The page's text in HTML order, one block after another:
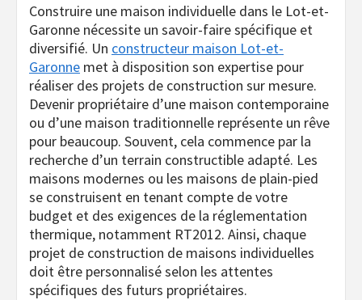
Construire une maison individuelle dans le Lot-et-
Garonne nécessite un savoir-faire spécifique et
diversifié. Un constructeur maison Lot-et-
Garonne met à disposition son expertise pour
réaliser des projets de construction sur mesure.
Devenir propriétaire d’une maison contemporaine
ou d’une maison traditionnelle représente un rêve
pour beaucoup. Souvent, cela commence par la
recherche d’un terrain constructible adapté. Les
maisons modernes ou les maisons de plain-pied
se construisent en tenant compte de votre
budget et des exigences de la réglementation
thermique, notamment RT2012. Ainsi, chaque
projet de construction de maisons individuelles
doit être personnalisé selon les attentes
spécifiques des futurs propriétaires.